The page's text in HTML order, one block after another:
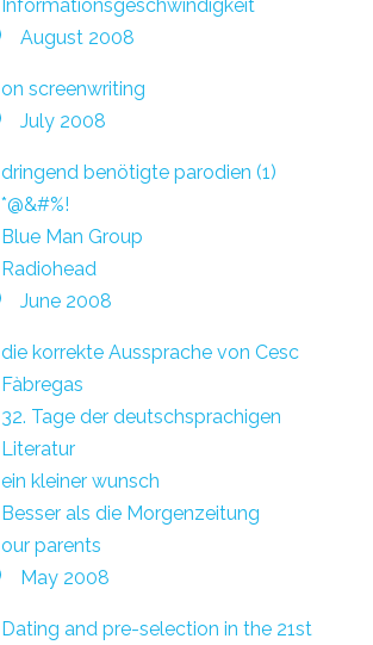
Informationsgeschwindigkeit
August 2008
on screenwriting
July 2008
dringend benötigte parodien (1)
*@&#%!
Blue Man Group
Radiohead
June 2008
die korrekte Aussprache von Cesc
Fàbregas
32. Tage der deutschsprachigen
Literatur
ein kleiner wunsch
Besser als die Morgenzeitung
our parents
May 2008
Dating and pre-selection in the 21st